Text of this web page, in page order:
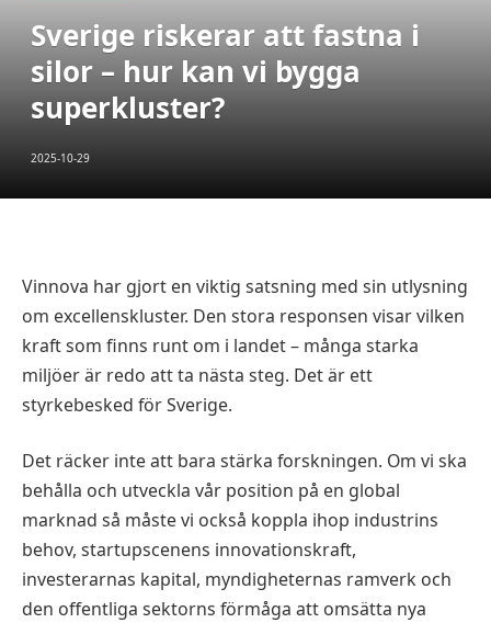
Sverige riskerar att fastna i
silor – hur kan vi bygga
superkluster?
2025-10-29
Vinnova har gjort en viktig satsning med sin utlysning
om excellenskluster. Den stora responsen visar vilken
kraft som finns runt om i landet – många starka
miljöer är redo att ta nästa steg. Det är ett
styrkebesked för Sverige.
Det räcker inte att bara stärka forskningen. Om vi ska
behålla och utveckla vår position på en global
marknad så måste vi också koppla ihop industrins
behov, startupscenens innovationskraft,
investerarnas kapital, myndigheternas ramverk och
den offentliga sektorns förmåga att omsätta nya